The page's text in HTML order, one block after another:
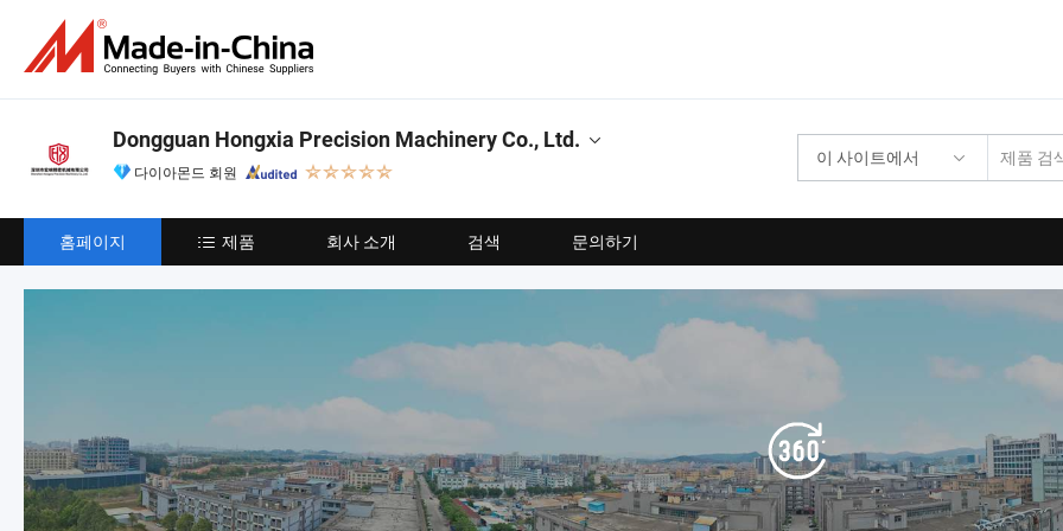
이 사이트에서
Dongguan Hongxia Precision Machinery Co., Ltd.
다이아몬드 회원
홈페이지 제품 회사 소개 검색 문의하기